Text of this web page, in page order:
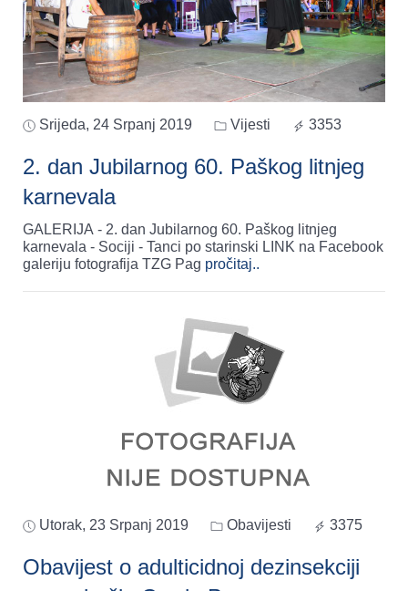
Srijeda, 24 Srpanj 2019 Vijesti 3353
2. dan Jubilarnog 60. Paškog litnjeg
karnevala
GALERIJA - 2. dan Jubilarnog 60. Paškog litnjeg
karnevala - Sociji - Tanci po starinski LINK na Facebook
galeriju fotografija TZG Pag pročitaj..
Utorak, 23 Srpanj 2019 Obavijesti 3375
Obavijest o adulticidnoj dezinsekciji